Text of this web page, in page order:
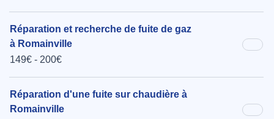
Réparation et recherche de fuite de gaz
à Romainville
149€ - 200€
Réparation d'une fuite sur chaudière à
Romainville